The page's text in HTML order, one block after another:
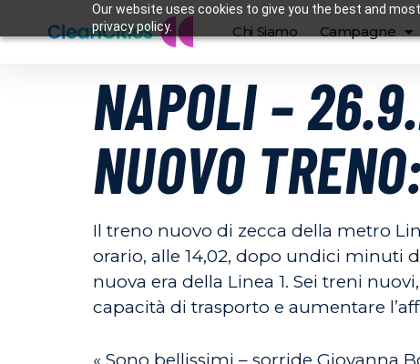
Our website uses cookies to give you the best and
privacy policy.
Chi Siamo Campagne
NAPOLI –
NUOVO
Il treno nuovo di zecca della metro
orario, alle 14,02, dopo undici minuti
nuova era della Linea 1. Sei treni
capacità di trasporto e aumentare